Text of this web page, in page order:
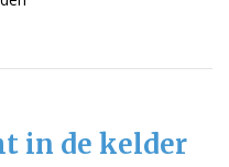
in de kelder